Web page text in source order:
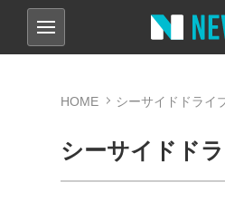
HOME シーサイドドライ
シーサイドド